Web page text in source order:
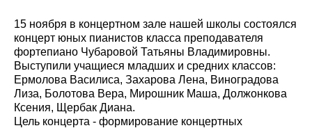
15 ноября в концертном зале нашей школы состоялся
концерт юных пианистов класса преподавателя
фортепиано Чубаровой Татьяны Владимировны.
Выступили учащиеся младших и средних классов:
Ермолова Василиса, Захарова Лена, Виноградова
Лиза, Болотова Вера, Мирошник Маша, Должонкова
Ксения, Щербак Диана.
Цель концерта - формирование концертных